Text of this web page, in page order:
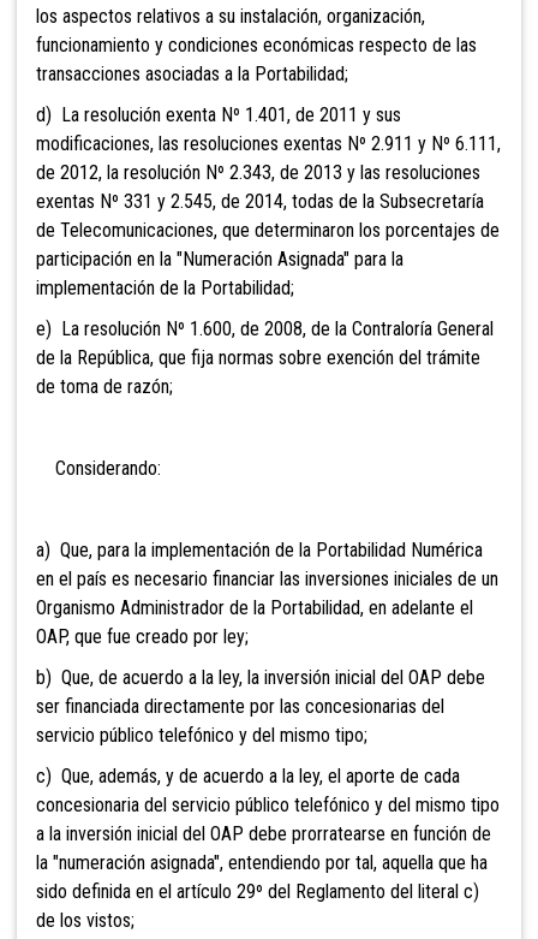
los aspectos relativos a su instalación, organización,
funcionamiento y condiciones económicas respecto de las
transacciones asociadas a la Portabilidad;
d) La resolución exenta Nº 1.401, de 2011 y sus
modificaciones, las resoluciones exentas Nº 2.911 y Nº 6.111,
de 2012, la resolución Nº 2.343, de 2013 y las resoluciones
exentas Nº 331 y 2.545, de 2014, todas de la Subsecretaría
de Telecomunicaciones, que determinaron los porcentajes de
participación en la "Numeración Asignada" para la
implementación de la Portabilidad;
e) La resolución Nº 1.600, de 2008, de la Contraloría General
de la República, que fija normas sobre exención del trámite
de toma de razón;
Considerando:
a) Que, para la implementación de la Portabilidad Numérica
en el país es necesario financiar las inversiones iniciales de un
Organismo Administrador de la Portabilidad, en adelante el
OAP, que fue creado por ley;
b) Que, de acuerdo a la ley, la inversión inicial del OAP debe
ser financiada directamente por las concesionarias del
servicio público telefónico y del mismo tipo;
c) Que, además, y de acuerdo a la ley, el aporte de cada
concesionaria del servicio público telefónico y del mismo tipo
a la inversión inicial del OAP debe prorratearse en función de
la "numeración asignada", entendiendo por tal, aquella que ha
sido definida en el artículo 29º del Reglamento del literal c)
de los vistos;